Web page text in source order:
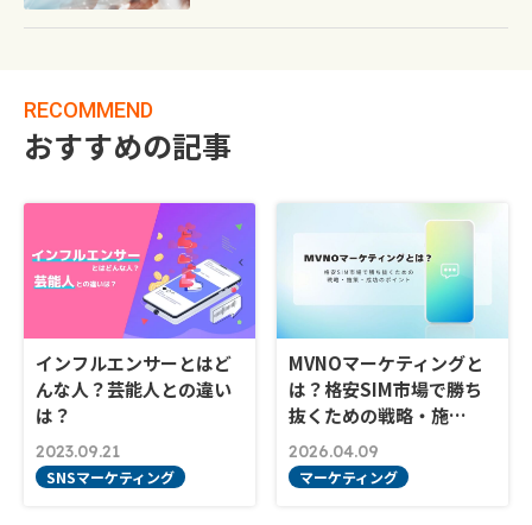
RECOMMEND
おすすめの記事
インフルエンサーとはど
んな人？芸能人との違い
は？
2023.09.21
SNSマーケティング
MVNOマーケティングと
は？格安SIM市場で勝ち
抜くための戦略・施…
2026.04.09
マーケティング